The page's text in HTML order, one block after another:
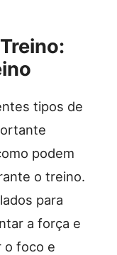
tipos de
podem
o treino.
para
a força e
o foco e